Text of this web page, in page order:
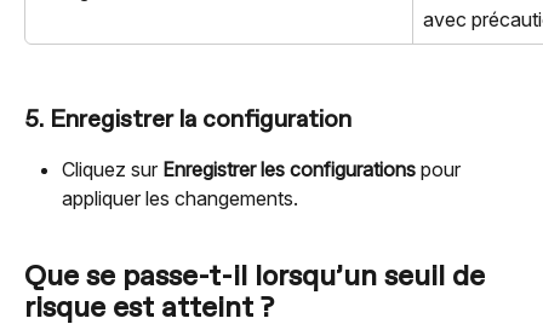
avec
5. Enregistrer la configuration
Cliquez sur Enregistrer les configurations pour
appliquer les changements.
Que se passe-t-il lorsqu’un seuil de
risque est atteint ?